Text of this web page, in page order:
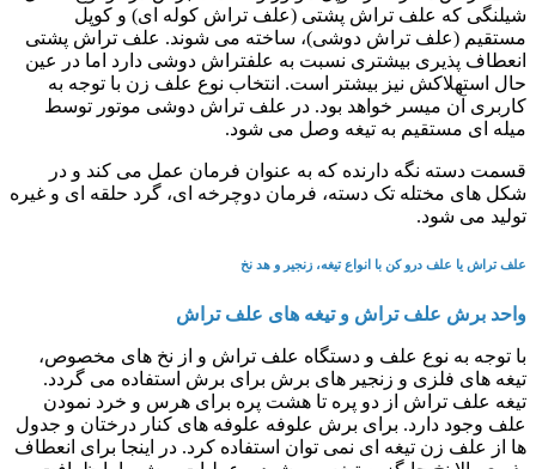
شیلنگی که علف تراش پشتی (علف تراش کوله ای) و کوپل
مستقیم (علف تراش دوشی)، ساخته می شوند. علف تراش پشتی
انعطاف پذیری بیشتری نسبت به علفتراش دوشی دارد اما در عین
حال استهلاکش نیز بیشتر است. انتخاب نوع علف زن با توجه به
کاربری آن میسر خواهد بود. در علف تراش دوشی موتور توسط
میله ای مستقیم به تیغه وصل می شود.
قسمت دسته نگه دارنده که به عنوان فرمان عمل می کند و در
شکل های مختله تک دسته، فرمان دوچرخه ای، گرد حلقه ای و غیره
تولید می شود.
علف تراش یا علف درو کن با انواع تیغه، زنجیر و هد نخ
واحد برش علف تراش و تیغه های علف تراش
با توجه به نوع علف و دستگاه علف تراش و از نخ های مخصوص،
تیغه های فلزی و زنجیر های برش برای برش استفاده می گردد.
تیغه علف تراش از دو پره تا هشت پره برای هرس و خرد نمودن
علف وجود دارد. برای برش علوفه علوفه های کنار درختان و جدول
ها از علف زن تیغه ای نمی توان استفاده کرد. در اینجا برای انعطاف